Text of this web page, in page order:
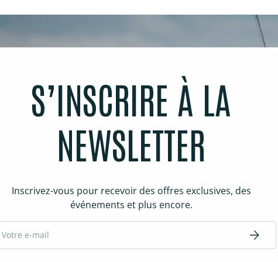
S’INSCRIRE À LA
NEWSLETTER
Inscrivez-vous pour recevoir des offres exclusives, des
événements et plus encore.
S’inscrire